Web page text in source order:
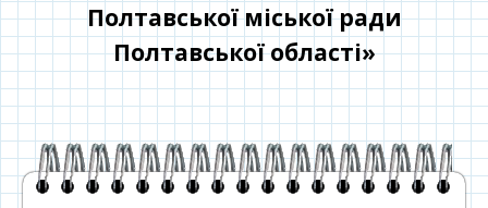
Полтавської міської ради
Полтавської області»
Головний
сайдбар